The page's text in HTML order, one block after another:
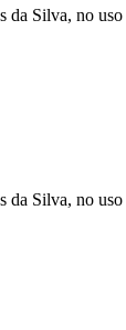
no uso
no uso